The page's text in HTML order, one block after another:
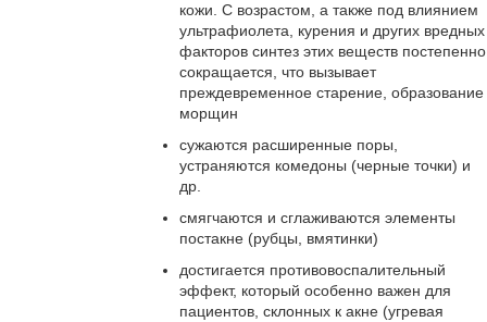
кожи. С возрастом, а также под влиянием
ультрафиолета, курения и других вредных
факторов синтез этих веществ постепенно
сокращается, что вызывает
преждевременное старение, образование
морщин
сужаются расширенные поры,
устраняются комедоны (черные точки) и
др.
смягчаются и сглаживаются элементы
постакне (рубцы, вмятинки)
достигается противовоспалительный
эффект, который особенно важен для
пациентов, склонных к акне (угревая